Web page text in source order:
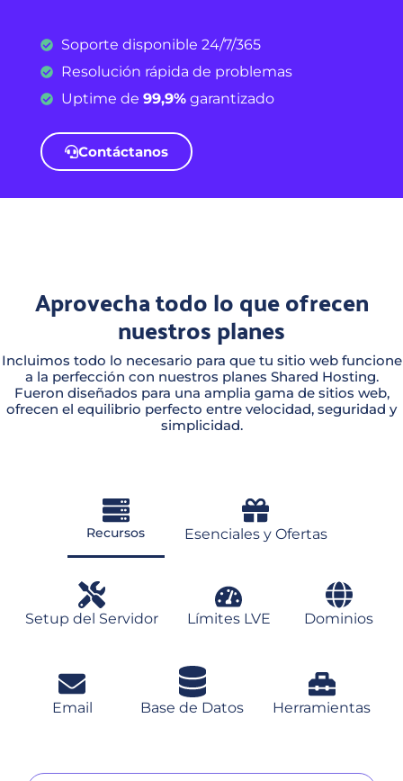
Soporte disponible 24/7/365
Resolución rápida de problemas
Uptime de 99,9%garantizado
Contáctanos
Aprovecha todo lo que ofrecen
nuestros planes
Incluimos todo lo necesario para que tu sitio web funcione
a la perfección con nuestros planes Shared Hosting.
Fueron diseñados para una amplia gama de sitios web,
ofrecen el equilibrio perfecto entre velocidad, seguridad y
simplicidad.
Recursos Esenciales y Ofertas
Setup del Servidor Límites LVE Dominios
Email Base de Datos Herramientas